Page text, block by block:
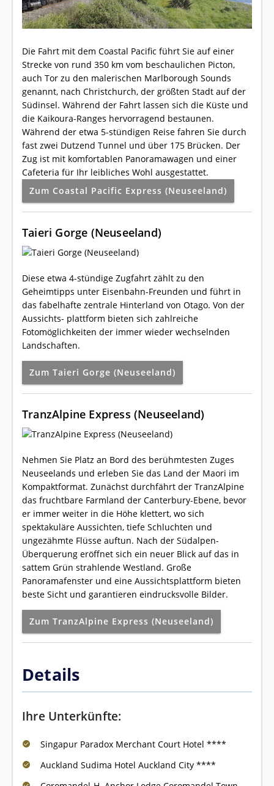
Die Fahrt mit dem Coastal Pacific führt Sie auf einer
Strecke von rund 350 km vom beschaulichen Picton,
auch Tor zu den malerischen Marlborough Sounds
genannt, nach Christchurch, der größten Stadt auf der
Südinsel. Während der Fahrt lassen sich die Küste und
die Kaikoura-Ranges hervorragend bestaunen.
Während der etwa 5-stündigen Reise fahren Sie durch
fast zwei Dutzend Tunnel und über 175 Brücken. Der
Zug ist mit komfortablen Panoramawagen und einer
Cafeteria für Ihr leibliches Wohl ausgestattet.
Zum Coastal Pacific Express (Neuseeland)
Taieri Gorge (Neuseeland)
Diese etwa 4-stündige Zugfahrt zählt zu den
Geheimtipps unter Eisenbahn-Freunden und führt in
das fabelhafte zentrale Hinterland von Otago. Von der
Aussichts- plattform bieten sich zahlreiche
Fotomöglichkeiten der immer wieder wechselnden
Landschaften.
Zum Taieri Gorge (Neuseeland)
TranzAlpine Express (Neuseeland)
Nehmen Sie Platz an Bord des berühmtesten Zuges
Neuseelands und erleben Sie das Land der Maori im
Kompaktformat. Zunächst durchfährt der TranzAlpine
das fruchtbare Farmland der Canterbury-Ebene, bevor
er immer weiter in die Höhe klettert, wo sich
spektakuläre Aussichten, tiefe Schluchten und
ungezähmte Flüsse auftun. Nach der Südalpen-
Überquerung eröffnet sich ein neuer Blick auf das in
sattem Grün strahlende Westland. Große
Panoramafenster und eine Aussichtsplattform bieten
beste Sicht und garantieren eindrucksvolle Bilder.
Zum TranzAlpine Express (Neuseeland)
Details
Ihre Unterkünfte:
Singapur Paradox Merchant Court Hotel ****
Auckland Sudima Hotel Auckland City ****